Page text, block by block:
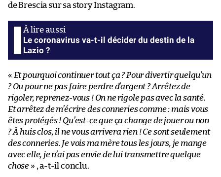
de Brescia sur sa story Instagram.
Le coronavirus va-t-il décider du destin de la
Lazio ?
« Et pourquoi continuer tout ça ? Pour divertir quelqu’un
? Ou pour ne pas faire perdre d’argent ? Arrêtez de
rigoler, reprenez-vous ! On ne rigole pas avec la santé.
Et arrêtez de m’écrire des conneries comme : mais vous
êtes protégés ! Qu’est-ce que ça change de jouer ou non
? À huis clos, il ne vous arrivera rien ! Ce sont seulement
des conneries. Je vois ma mère tous les jours, je mange
avec elle, je n’ai pas envie de lui transmettre quelque
chose » , a-t-il conclu.